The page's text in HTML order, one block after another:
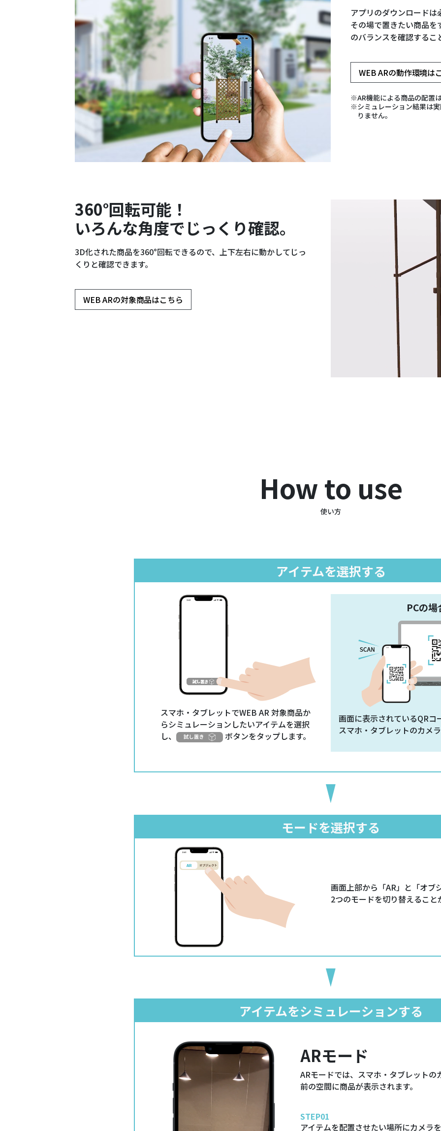
アプリのダウンロードは
その場で置きたい商品
のバランスを確認するこ
WEB ARの動作環境は
AR機能による商品の配置
シミュレーション結果は
りません。
360°回転可能！
いろんな角度でじっくり確認。
3D化された商品を360°回転できるので、上下左右に動かしてじっ
くりと確認できます。
WEB ARの対象商品はこちら
How to use
使い方
アイテムを選択する
スマホ・タブレットでWEB AR 対象商品か
らシミュレーションしたいアイテムを選択
し、
ボタンをタップします。
PCの場
画面に表示されているQRコ
スマホ・タブレットのカメ
モードを選択する
画面上部から「AR」と「オブ
2つのモードを切り替えること
アイテムをシミュレーションする
ARモード
ARモードでは、スマホ・タブレットの
前の空間に商品が表示されます。
STEP01
アイテムを配置させたい場所にカメラ